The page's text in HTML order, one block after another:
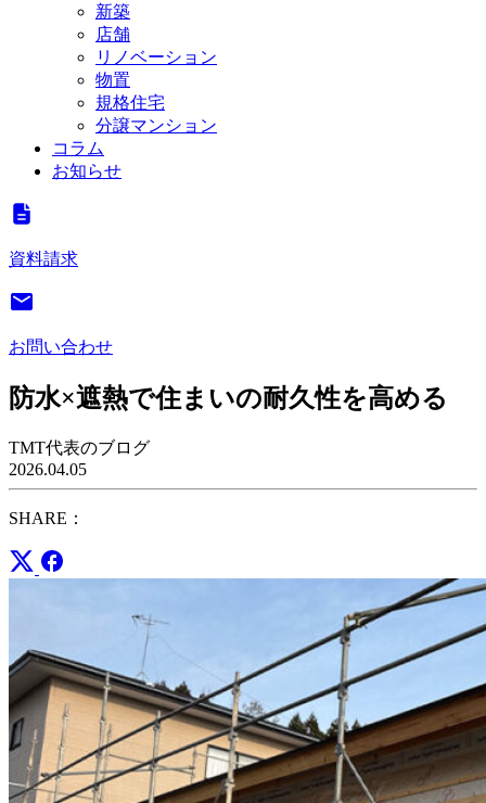
新築
店舗
リノベーション
物置
規格住宅
分譲マンション
コラム
お知らせ
資料請求
お問い合わせ
防水×遮熱で住まいの耐久性を高める
TMT代表のブログ
2026.04.05
SHARE：